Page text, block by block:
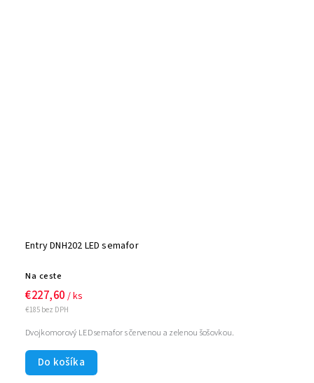
Entry DNH202 LED semafor
Na ceste
€185 bez DPH
€227,60 / ks
Do košíka
Dvojkomorový LED semafor s červenou a zelenou šošovkou.